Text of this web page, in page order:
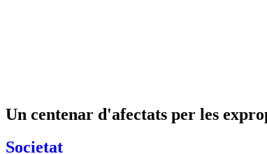
Un centenar d'afectats per les
Societat